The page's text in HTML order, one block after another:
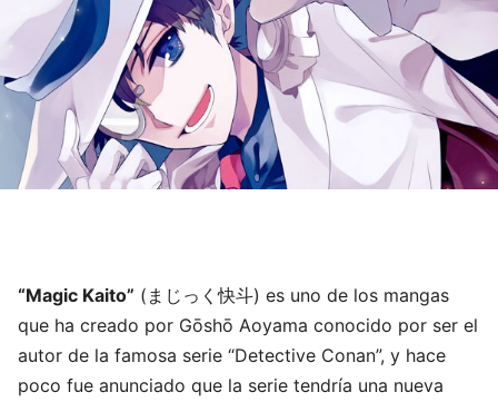
“Magic Kaito” (まじっく快斗) es uno de los mangas
que ha creado por Gōshō Aoyama conocido por ser el
autor de la famosa serie “Detective Conan”, y hace
poco fue anunciado que la serie tendría una nueva